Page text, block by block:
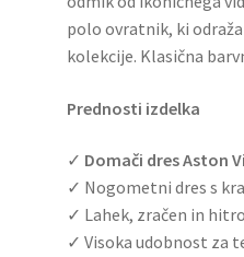
polo ovratnik, ki
kolekcije. Klasična
Prednosti izdelka
✓ Domači dres Aston
✓ Nogometni dres s
✓ Lahek, zračen in
✓ Visoka udobnost za